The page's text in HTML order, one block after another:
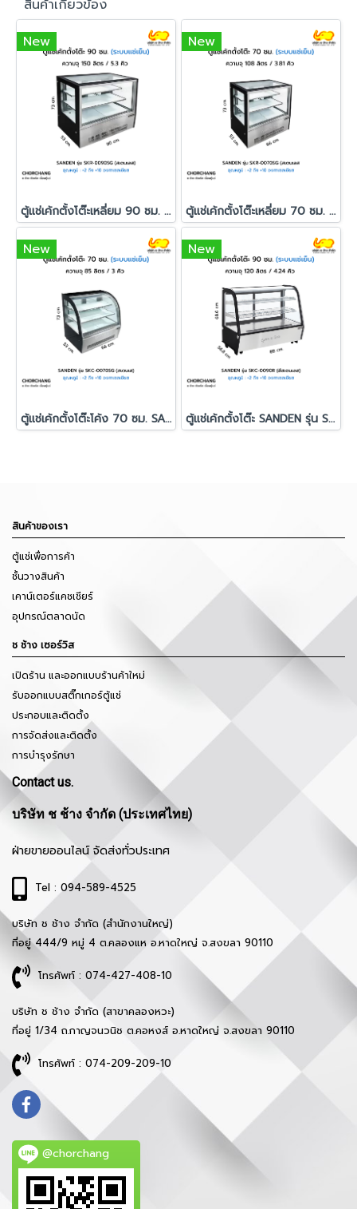
สินค้าเกี่ยวข้อง
New
ตู้แช่เค้กตั้งโต๊ะเหลี่ยม 90 ซม. สีดำ SANDEN รุ่น SKR-0090SG
New
ตู้แช่เค้กตั้งโต๊ะเหลี่ยม 70 ซม. สีดำ SANDEN รุ่น SKR-0070SG
New
ตู้แช่เค้กตั้งโต๊ะโค้ง 70 ซม. SANDEN รุ่น SKC-0070SG
New
ตู้แช่เค้กตั้งโต๊ะ SANDEN รุ่น SKC-0090R
สินค้าของเรา
ตู้แช่เพื่อการค้า
ชั้นวางสินค้า
เคาน์เตอร์แคชเชียร์
อุปกรณ์ตลาดนัด
ช ช้าง เซอร์วิส
เปิดร้าน และออกแบบร้านค้าใหม่
รับออกแบบสติ๊กเกอร์ตู้แช่
ประกอบและติดตั้ง
การจัดส่งและติดตั้ง
การบำรุงรักษา
Contact us.
บริษัท ช ช้าง จำกัด (ประเทศไทย)
ฝ่ายขายออนไลน์ จัดส่งทั่วประเทศ
Tel : 094-589-4525
บริษัท ช ช้าง จำกัด (สำนักงานใหญ่)
ที่อยู่ 444/9 หมู่ 4 ต.คลองแห อ.หาดใหญ่ จ.สงขลา 90110
โทรศัพท์ : 074-427-408-10
บริษัท ช ช้าง จำกัด (สาขาคลองหวะ)
ที่อยู่ 1/34 ถ.กาญจนวนิช ต.คอหงส์ อ.หาดใหญ่ จ.สงขลา 90110
โทรศัพท์ : 074-209-209-10
@chorchang